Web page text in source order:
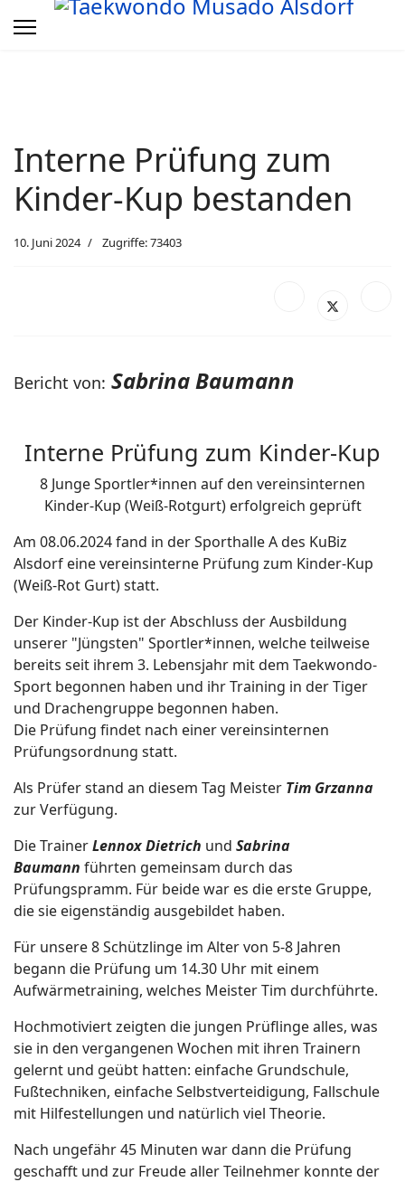
Interne Prüfung zum
Kinder-Kup bestanden
10. Juni 2024 Zugriffe: 73403
Bericht von: Sabrina Baumann
Interne Prüfung zum Kinder-Kup
8 Junge Sportler*innen auf den vereinsinternen
Kinder-Kup (Weiß-Rotgurt) erfolgreich geprüft
Am 08.06.2024 fand in der Sporthalle A des KuBiz
Alsdorf eine vereinsinterne Prüfung zum Kinder-Kup
(Weiß-Rot Gurt) statt.
Der Kinder-Kup ist der Abschluss der Ausbildung
unserer "Jüngsten" Sportler*innen, welche teilweise
bereits seit ihrem 3. Lebensjahr mit dem Taekwondo-
Sport begonnen haben und ihr Training in der Tiger
und Drachengruppe begonnen haben.
Die Prüfung findet nach einer vereinsinternen
Prüfungsordnung statt.
Als Prüfer stand an diesem Tag Meister Tim Grzanna
zur Verfügung.
Die TrainerLennox Dietrich und Sabrina
Baumann führten gemeinsam durch das
Prüfungspramm. Für beide war es die erste Gruppe,
die sie eigenständig ausgebildet haben.
Für unsere 8 Schützlinge im Alter von 5-8 Jahren
begann die Prüfung um 14.30 Uhr mit einem
Aufwärmetraining, welches Meister Tim durchführte.
Hochmotiviert zeigten die jungen Prüflinge alles, was
sie in den vergangenen Wochen mit ihren Trainern
gelernt und geübt hatten: einfache Grundschule,
Fußtechniken, einfache Selbstverteidigung, Fallschule
mit Hilfestellungen und natürlich viel Theorie.
Nach ungefähr 45 Minuten war dann die Prüfung
geschafft und zur Freude aller Teilnehmer konnte der